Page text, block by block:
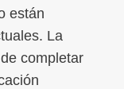
están
La
completar